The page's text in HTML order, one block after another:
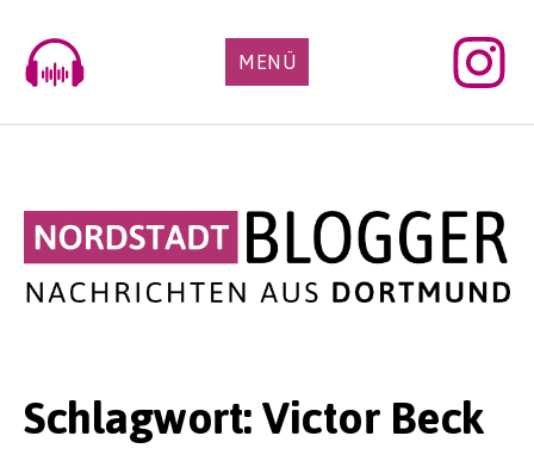
content
MENÜ
Schlagwort:Victor Beck